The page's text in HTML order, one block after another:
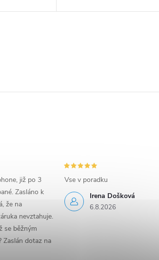
již po 3
Zasláno k
že na
nevztahuje.
se běžným
Zaslán dotaz na
Irena Došková
6.8.2026
Vse v poradku